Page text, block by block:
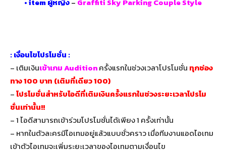
•item ผู้หญิง– Graffiti Sky Parking Couple Style
: เงื่อนไขโปรโมชั่น :
– เติมเงินเข้าเกม Auditionครั้งแรกในช่วงเวลาโปรโมชั่น ทุกช่อง
ทาง100 บาท (เติมที่เดียว 100)
–โปรโมชั่นสำหรับไอดีที่เติมเงินครั้งแรกในช่วงระยะเวลาโปรโม
ชั่นเท่านั้น!!
– 1 ไอดีสามารถเข้าร่วมโปรโมชั่นได้เพียง 1 ครั้งเท่านั้น
– หากในตัวละครมีไอเทมอยู่แล้วแบบชั่วคราว เมื่อทีมงานแอดไอเทม
เข้าตัวไอเทมจะเพิ่มระยะเวลาของไอเทมตามเงื่อนไข